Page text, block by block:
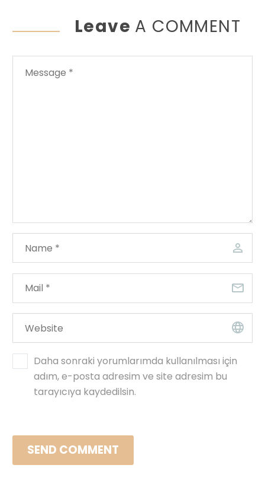
Leave A COMMENT
Daha sonraki yorumlarımda kullanılması için
adım, e-posta adresim ve site adresim bu
tarayıcıya kaydedilsin.
SEND COMMENT